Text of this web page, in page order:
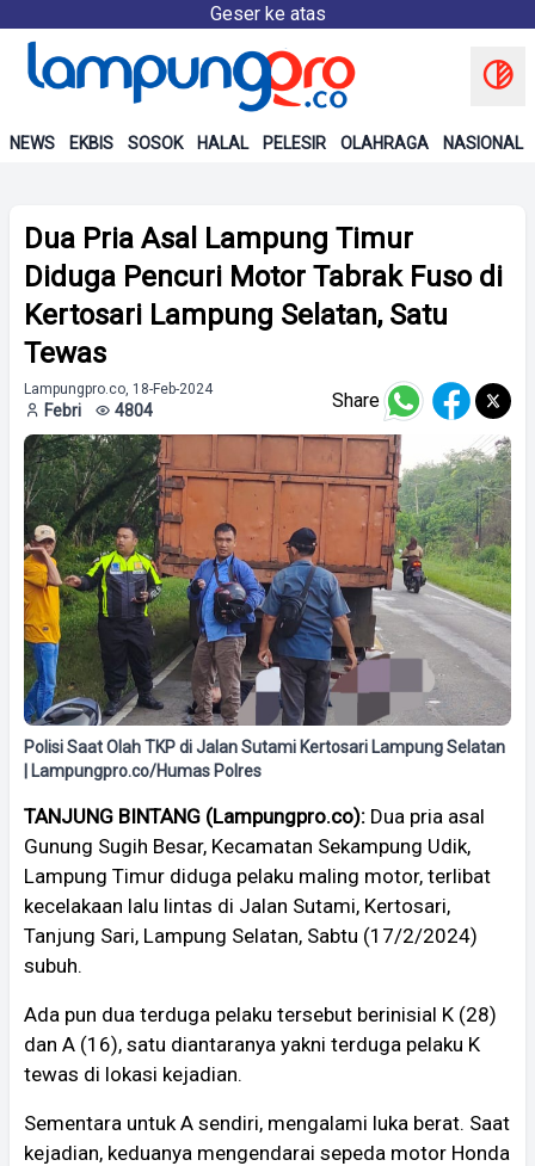
Geser ke atas
NEWS EKBIS SOSOK HALAL PELESIR OLAHRAGA NASIONAL
Dua Pria Asal Lampung Timur
Diduga Pencuri Motor Tabrak Fuso di
Kertosari Lampung Selatan, Satu
Tewas
Lampungpro.co, 18-Feb-2024
Febri 4804 Share
Polisi Saat Olah TKP di Jalan Sutami Kertosari Lampung Selatan
| Lampungpro.co/Humas Polres
TANJUNG BINTANG (Lampungpro.co): Dua pria asal
Gunung Sugih Besar, Kecamatan Sekampung Udik,
Lampung Timur diduga pelaku maling motor, terlibat
kecelakaan lalu lintas di Jalan Sutami, Kertosari,
Tanjung Sari, Lampung Selatan, Sabtu (17/2/2024)
subuh.
Ada pun dua terduga pelaku tersebut berinisial K (28)
dan A (16), satu diantaranya yakni terduga pelaku K
tewas di lokasi kejadian.
Sementara untuk A sendiri, mengalami luka berat. Saat
kejadian, keduanya mengendarai sepeda motor Honda